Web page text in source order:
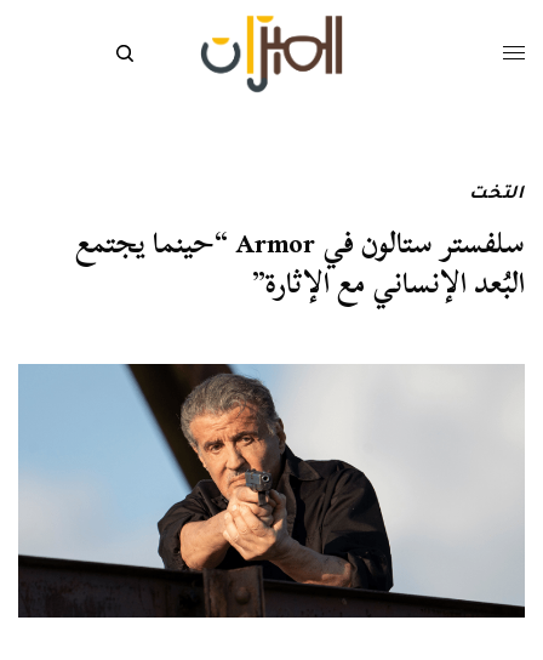
التخت
سلفستر ستالون في Armor “حينما يجتمع
البُعد الإنساني مع الإثارة”